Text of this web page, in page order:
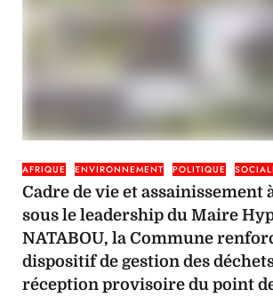
AFRIQUE ENVIRONNEMENT POLITIQUE
Cadre de vie et assainissement
sous le leadership du Maire
NATABOU, la Commune
dispositif de gestion des
réception provisoire du point